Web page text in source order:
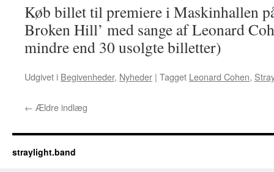
Køb billet til premiere i Maskinhallen
Broken Hill’ med sange af Leonard
mindre end 30 usolgte billetter)
Udgivet i Begivenheder, Nyheder | Tagget Leonard Cohen,
← Ældre indlæg
straylight.band